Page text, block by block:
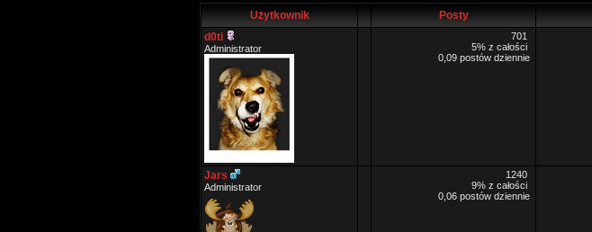
Użytkownik
Posty
d0ti
Administrator
701
5% z całości
0,09 postów dziennie
Jars
Administrator
1240
9% z całości
0,06 postów dziennie